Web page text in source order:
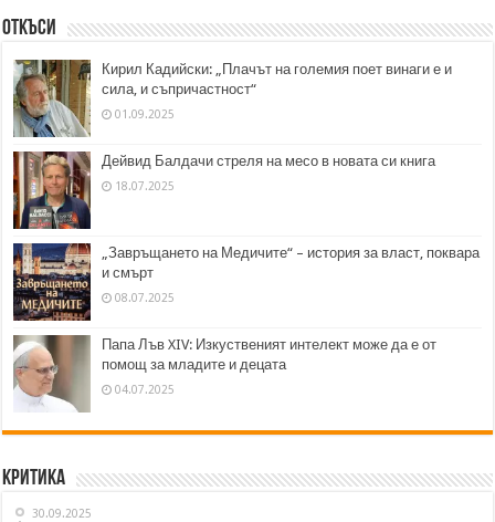
Откъси
Кирил Кадийски: „Плачът на големия поет винаги е и
сила, и съпричастност“
01.09.2025
Дейвид Балдачи стреля на месо в новата си книга
18.07.2025
„Завръщането на Медичите“ – история за власт, поквара
и смърт
08.07.2025
Папа Лъв XIV: Изкуственият интелект може да е от
помощ за младите и децата
04.07.2025
Критика
30.09.2025